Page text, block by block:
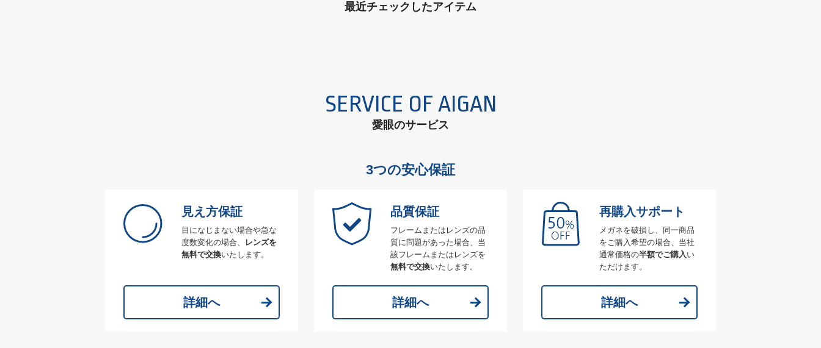
最近チェックしたアイテム
SERVICE OF AIGAN
愛眼のサービス
3つの安心保証
見え方保証
目になじまない場合や急な
度数変化の場合、
レンズを
無料で交換いたします。
詳細へ
品質保証
フレームまたはレンズの品
質に問題があった場合、当
該フレームまたはレンズを
無料で交換いたします。
詳細へ
再購入サポート
メガネを破損し、同一商品
をご購入希望の場合、当社
通常価格の半額でご購入い
ただけます。
詳細へ